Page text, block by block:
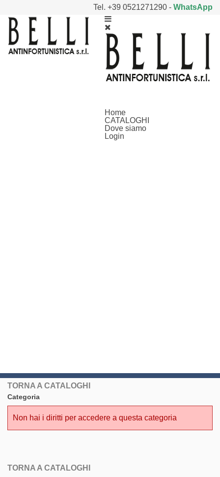
Tel. +39 0521271290 - WhatsApp
Home
CATALOGHI
Dove siamo
Login
TORNA A CATALOGHI
Categoria
Non hai i diritti per accedere a questa categoria
TORNA A CATALOGHI